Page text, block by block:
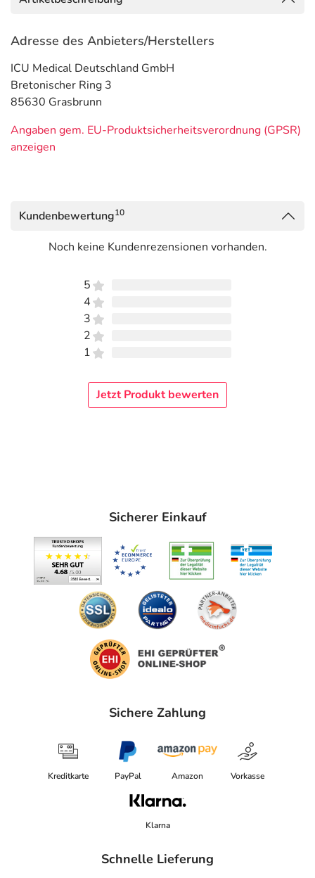
Adresse des Anbieters/Herstellers
ICU Medical Deutschland GmbH
Bretonischer Ring 3
85630 Grasbrunn
Angaben gem. EU-Produktsicherheitsverordnung (GPSR)
anzeigen
Kundenbewertung10
Noch keine Kundenrezensionen vorhanden.
5
4
3
2
1
Jetzt Produkt bewerten
Sicherer Einkauf
Sichere Zahlung
Kreditkarte PayPal Amazon Vorkasse
Klarna
Schnelle Lieferung